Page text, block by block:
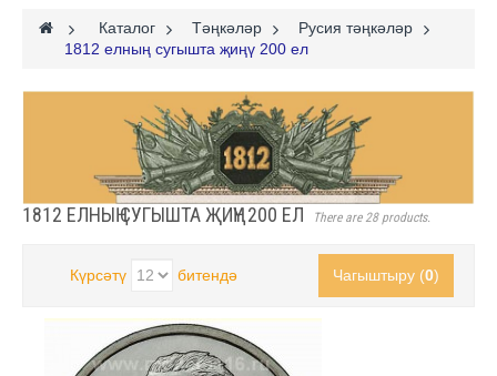
> Каталог > Тәңкәләр >
Русия тәңкәләр
1812 елның сугышта җиңү 200 ел
1812 ЕЛНЫҢ СУГЫШТА ҖИҢҮ 200 ЕЛ There are 28 products.
Күрсәтү битендә Чагыштыру (0)